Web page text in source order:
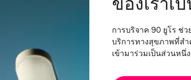
ของเราเ
การบริจาค 90 ยูโร ช่
บริการทางสุขภาพที่ส
เข้ามาร่วมเป็นส่วนหนึ่